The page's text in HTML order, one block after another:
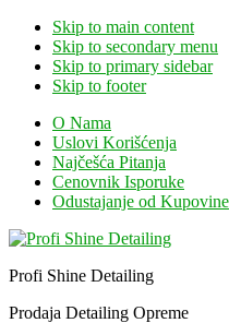
Skip to main content
Skip to secondary menu
Skip to primary sidebar
Skip to footer
O Nama
Uslovi Korišćenja
Najčešća Pitanja
Cenovnik Isporuke
Odustajanje od Kupovine
Profi Shine Detailing
Prodaja Detailing Opreme